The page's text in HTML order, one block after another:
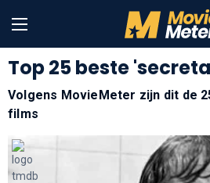
Top 25 beste
Volgens MovieMeter zijn dit de
films